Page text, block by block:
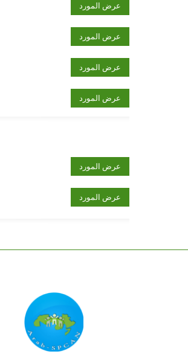
عرض المورد
عرض المورد
عرض المورد
عرض المورد
عرض المورد
عرض المورد